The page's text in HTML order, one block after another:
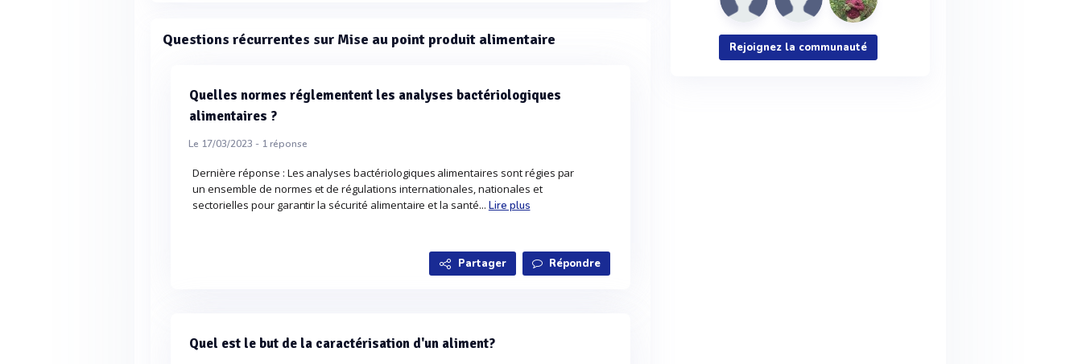
Questions récurrentes sur Mise au point produit alimentaire
Quelles normes réglementent les analyses bactériologiques
alimentaires ?
Le 17/03/2023 - 1réponse
Dernière réponse : Les analyses bactériologiques alimentaires sont régies par
un ensemble de normes et de régulations internationales, nationales et
sectorielles pour garantir la sécurité alimentaire et la santé... Lire plus
Partager Répondre
Quel est le but de la caractérisation d'un aliment?
Rejoignez la communauté